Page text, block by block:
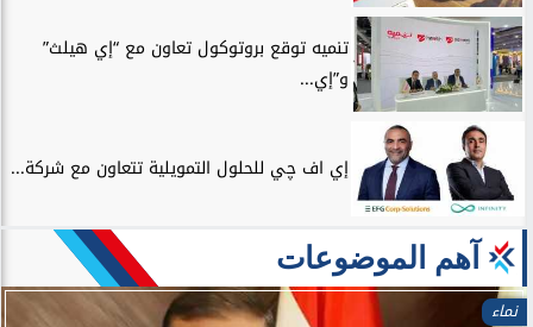
تنميه توقع بروتوكول تعاون مع “إي هيلث”
و”إي...
إي اف چي للحلول التمويلية تتعاون مع شركة...
آهم الموضوعات
نماء